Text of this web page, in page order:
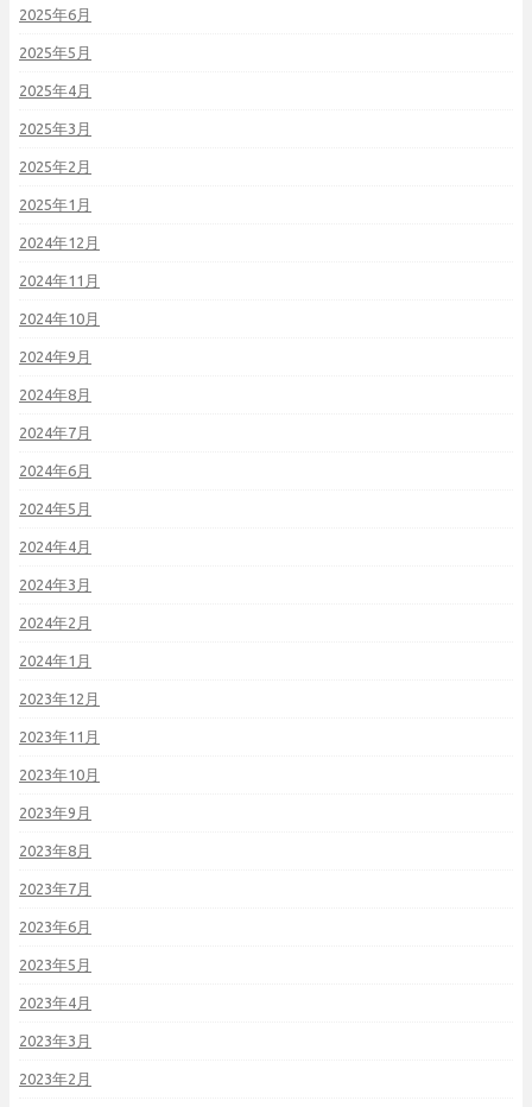
2025年6月
2025年5月
2025年4月
2025年3月
2025年2月
2025年1月
2024年12月
2024年11月
2024年10月
2024年9月
2024年8月
2024年7月
2024年6月
2024年5月
2024年4月
2024年3月
2024年2月
2024年1月
2023年12月
2023年11月
2023年10月
2023年9月
2023年8月
2023年7月
2023年6月
2023年5月
2023年4月
2023年3月
2023年2月